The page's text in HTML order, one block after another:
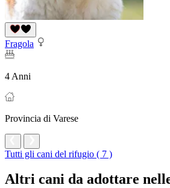
Fragola
4 Anni
Provincia di Varese
Tutti gli cani del rifugio ( 7 )
Altri cani da adottare